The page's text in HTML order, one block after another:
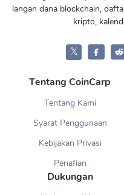
langan dana blockchain,
kripto,
𝕏
Tentang CoinCarp
Tentang Kami
Syarat Penggunaan
Kebijakan Privasi
Penafian
Dukungan